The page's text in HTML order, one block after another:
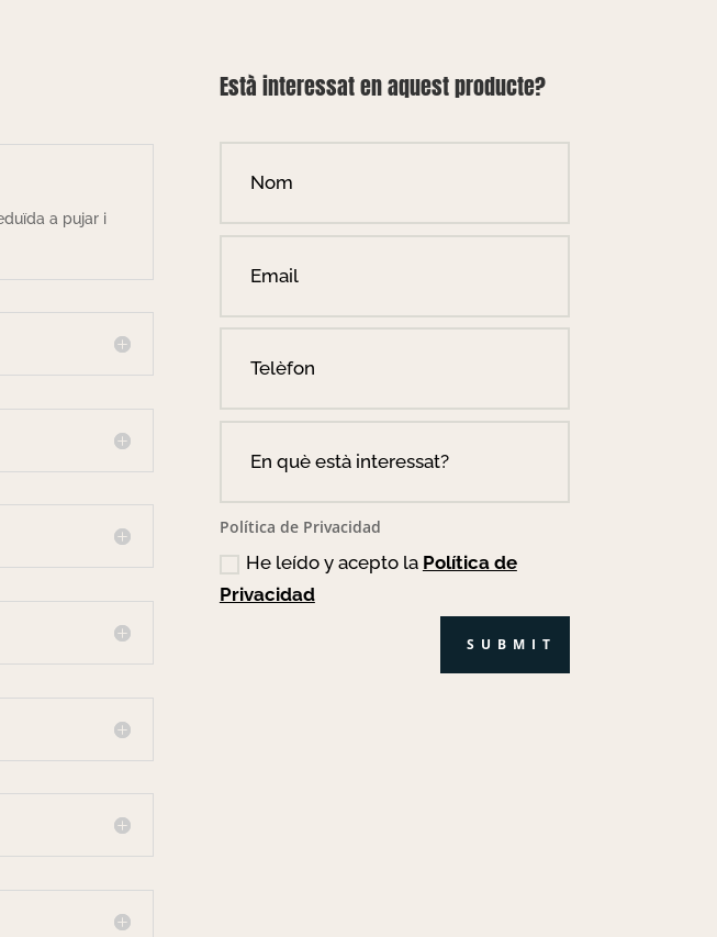
a pujar i
Està interessat en aquest producte?
Política de Privacidad
He leído y acepto la Política de
Privacidad
SUBMIT